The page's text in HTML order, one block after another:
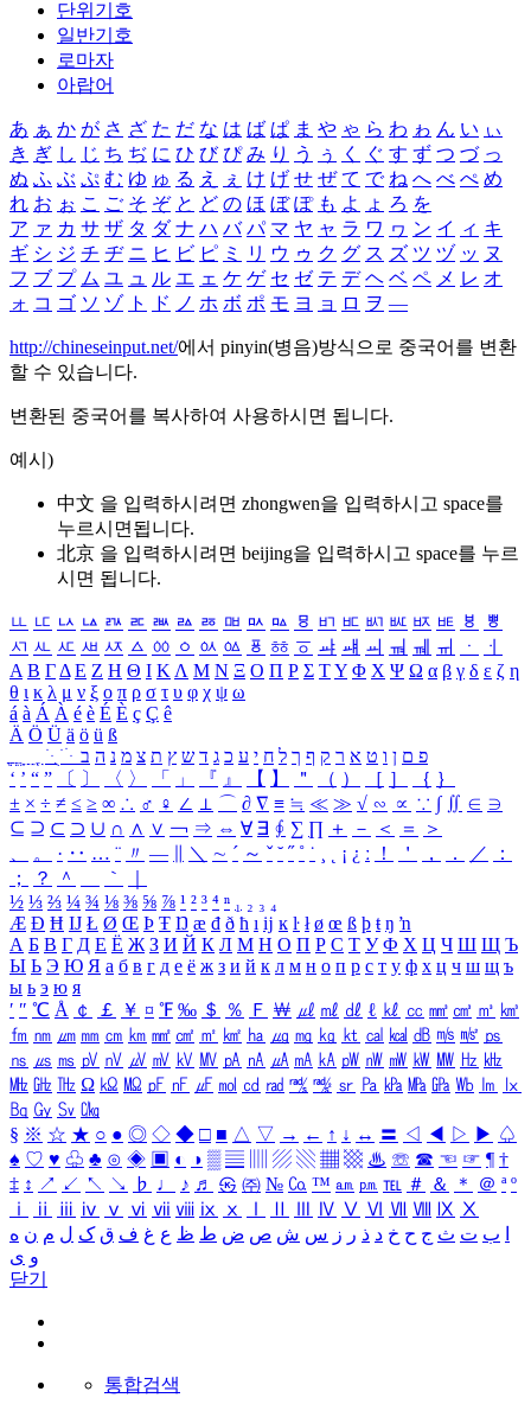
단위기호
일반기호
로마자
아랍어
あ ぁ か が さ ざ た だ な は ば ぱ ま や ゃ ら わ ゎ ん い ぃ
き ぎ し じ ち ぢ に ひ び ぴ み り う ぅ く ぐ す ず つ づ っ
ぬ ふ ぶ ぷ む ゆ ゅ る え ぇ け げ せ ぜ て で ね へ べ ぺ め
れ お ぉ こ ご そ ぞ と ど の ほ ぼ ぽ も よ ょ ろ を
ア ァ カ サ ザ タ ダ ナ ハ バ パ マ ヤ ャ ラ ワ ヮ ン イ ィ キ
ギ シ ジ チ ヂ ニ ヒ ビ ピ ミ リ ウ ゥ ク グ ス ズ ツ ヅ ッ ヌ
フ ブ プ ム ユ ュ ル エ ェ ケ ゲ セ ゼ テ デ ヘ ベ ペ メ レ オ
ォ コ ゴ ソ ゾ ト ド ノ ホ ボ ポ モ ヨ ョ ロ ヲ ―
http://chineseinput.net/에서 pinyin(병음)방식으로 중국어를 변환
할 수 있습니다.
변환된 중국어를 복사하여 사용하시면 됩니다.
예시)
中文 을 입력하시려면 zhongwen을 입력하시고 space를
누르시면됩니다.
北京 을 입력하시려면 beijing을 입력하시고 space를 누르
시면 됩니다.
ㅥ ㅦ ㅧ ㅨ ㅩ ㅪ ㅫ ㅬ ㅭ ㅮ ㅯ ㅰ ㅱ ㅲ ㅳ ㅴ ㅵ ㅶ ㅷ ㅸ
ㅹ
ㅺ ㅻ ㅼ ㅽ ㅾ ㅿ ㆀ ㆁ ㆂ ㆃ ㆄ ㆅ ㆆ ㆇ ㆈ ㆉ ㆊ ㆋ ㆌ ㆍ
ㆎ
Α Β ΓΔ Ε Ζ Η Θ Ι ΚΛ Μ Ν Ξ Ο Π Ρ Σ ΤΥ Φ Χ Ψ Ω α β γ δ ε ζ η
θ ι κ λ μ ν ξ ο π ρ σ τ υ φ χ ψ ω
á à Á À é è É È ç Ç ê
Ä Ö Ü ä ö ü ß
ִֶֹ ֻּ ׁׂ פ ם ן ו ט א ר ק ף ך ל ח י ע כ ג ד ש ץ ת צ מ נ ה ב
‘ ’ “ ” 〔 〕 〈 〉 「 」 『 』 【 】 ＂ （ ） ［ ］ ｛ ｝
± × ÷ ≠ ≤ ≥ ∞ ∴ ♂ ♀ ∠ ⊥ ⌒ ∂ ∇ ≡ ≒ ≪ ≫ √ ∽ ∝ ∵ ∫ ∬ ∈ ∋
⊆ ⊇ ⊂ ⊃ ∪ ∩ ∧ ∨ ￢ ⇒ ⇔ ∀ ∃ ∮ ∑ ∏ ＋ － ＜ ＝
＞
、
。 · ‥ … ¨ 〃 ― ＼ ∼ ´ ～ ˇ ˘ ˝ ˚ ˙ ¸ ¡ ¿ ː ！ ＇ ， ． ／
：
；
？ ＾ ｀
½ ⅓ ⅔ ¼ ¾ ⅛ ⅜ ⅝ ⅞ ¹ ² ³ ⁴ ⁿ ₁ ₂ ₃ ₄
Æ Ð Ħ Ĳ Ł Ø Œ Þ Ŧ Ŋ æ đ ð ħ ı ĳ ĸ ŀ ł ø œ ß þ ŧ ŋ ŉ
А Б В Г Д Е Ё Ж З И Й К Л М Н О П Р С Т У Ф Х Ц Ч Ш Щ Ъ
Ы Ь Э Ю Я а б в г д е ё ж з и й к л м н о п р с т у ф х ц ч ш щ ъ
ы ь э ю я
′ ″ ℃ Å ￠ ￡ ￥ ¤ ℉ ‰ ＄ ％ Ｆ ￦ ㎕ ㎖ ㎗ ℓ ㎘ ㏄ ㎣ ㎤ ㎥ ㎦
㎙ ㎚ ㎛ ㎜ ㎝ ㎞ ㎟ ㎠ ㎡ ㎢ ㏊ ㎍ ㎎ ㎏ ㏏ ㎈ ㎉ ㏈ ㎧ ㎨ ㎰
㎱ ㎲ ㎳ ㎴ ㎵ ㎶ ㎷ ㎸ ㎹ ㎀ ㎁ ㎂ ㎃ ㎄ ㎺ ㎻ ㎽ ㎾ ㎿ ㎐ ㎑
㎒ ㎓ ㎔ Ω ㏀ ㏁ ㎊ ㎋ ㎌ ㏖ ㏅ ㎭ ㎮ ㎯ ㏛ ㎩ ㎪ ㎫ ㎬ ㏝ ㏐
㏓
㏃ ㏉ ㏜ ㏆
§ ※ ☆ ★ ○ ● ◎ ◇ ◆ □ ■ △ ▽ → ← ↑ ↓ ↔ 〓 ◁ ◀ ▷ ▶ ♤
♠ ♡ ♥ ♧ ♣ ⊙ ◈ ▣ ◐ ◑ ▒ ▤ ▨ ▧ ▦ ▩ ♨ ☏ ☎ ☜ ☞ ¶ †
‡ ↕ ↗ ↙ ↖ ↘ ♭ ♩ ♪ ♬ ㉿ ㈜ № ㏇ ™ ㏂ ㏘ ℡ ＃ ＆ ＊ ＠ ª º
ⅰ
ⅱ ⅲ ⅳ ⅴ ⅵ ⅶ ⅷ ⅸ ⅹ Ⅳ Ⅴ Ⅵ Ⅶ Ⅷ Ⅸ Ⅹ
ب ت ث ج ح خ د ذ ر ز س ش ص ض ط ظ ع غ ف ق ک ل م ن ه
و ی
닫기
통합검색